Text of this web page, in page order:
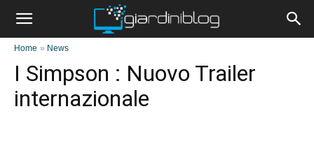
Home » News
I Simpson : Nuovo Trailer
internazionale